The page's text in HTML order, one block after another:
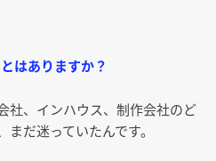
はありますか？
社、インハウス、制作会社のど
まだ迷っていたんです。